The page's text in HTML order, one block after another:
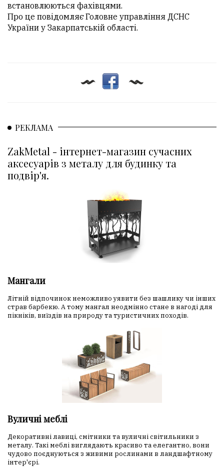
встановлюються фахівцями.
Про це повідомляє Головне управління ДСНС
України у Закарпатській області.
РЕКЛАМА
ZakMetal - інтернет-магазин сучасних
аксесуарів з металу для будинку та
подвір'я.
Мангали
Літній відпочинок неможливо уявити без шашлику чи інших
страв барбекю. А тому мангал неодмінно стане в нагоді для
пікніків, виїздів на природу та туристичних походів.
Вуличні меблі
Декоративні лавиці, смітники та вуличні світильники з
металу. Такі меблі виглядають красиво та елегантно, вони
чудово поєднуються з живими рослинами в ландшафтному
інтер'єрі.